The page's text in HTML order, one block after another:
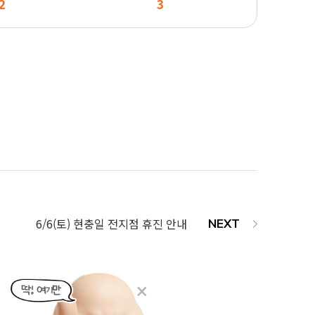
6/6(토) 현충일 전지점 휴진 안내